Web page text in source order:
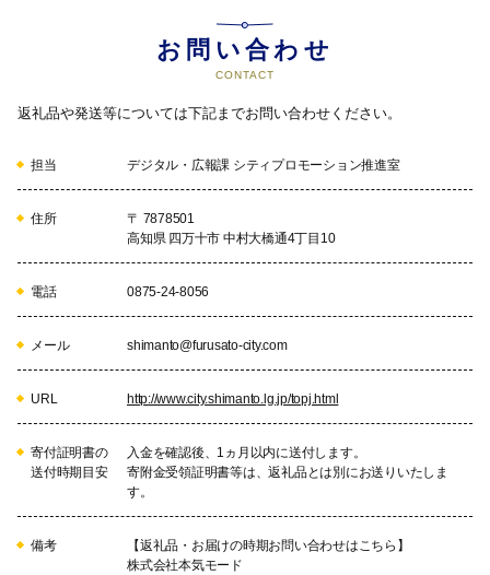
お問い合わせ
CONTACT
返礼品や発送等については下記までお問い合わせください。
担当 デジタル・広報課 シティプロモーション推進室
住所
〒 7878501
高知県 四万十市 中村大橋通4丁目10
電話 0875-24-8056
メール shimanto@furusato-city.com
URL http://www.city.shimanto.lg.jp/topj.html
寄付証明書の
送付時期目安
入金を確認後、1ヵ月以内に送付します。
寄附金受領証明書等は、返礼品とは別にお送りいたしま
す。
備考
【返礼品・お届けの時期お問い合わせはこちら】
株式会社本気モード